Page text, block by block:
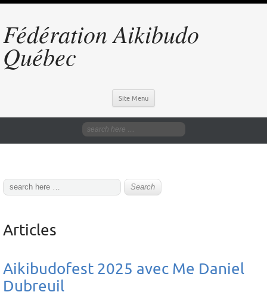
Fédération Aikibudo
Québec
Site Menu
Articles
Aikibudofest 2025 avec Me Daniel
Dubreuil